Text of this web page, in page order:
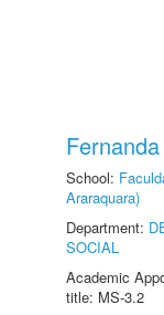
School:
Araraquara)
Department:
SOCIAL
Academic
title: MS-3.2